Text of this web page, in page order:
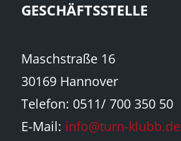
GESCHÄFTSSTELLE
Maschstraße 16
30169 Hannover
Telefon: 0511/ 700 350 50
E-Mail: info@turn-klubb.de